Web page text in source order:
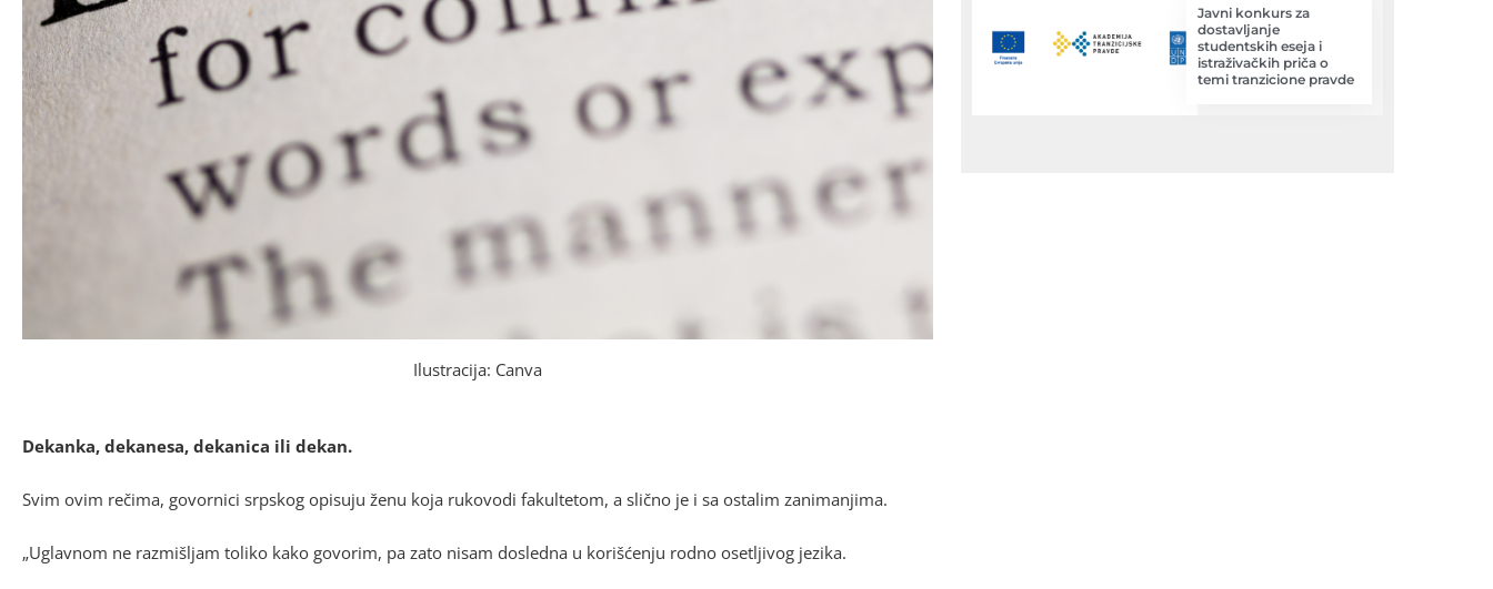
Ilustracija: Canva
Dekanka, dekanesa, dekanica ili dekan.
Svim ovim rečima, govornici srpskog opisuju ženu koja rukovodi fakultetom, a slično je i sa ostalim zanimanjima.
„Uglavnom ne razmišljam toliko kako govorim, pa zato nisam dosledna u korišćenju rodno osetljivog jezika.
Javni konkurs za
dostavljanje
studentskih eseja i
istraživačkih priča o
temi tranzicione pravde